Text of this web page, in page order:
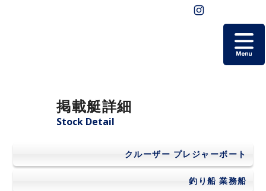
会社概要
よくあるご質問
掲載艇詳細
Stock Detail
クルーザー プレジャーボート
釣り船 業務船